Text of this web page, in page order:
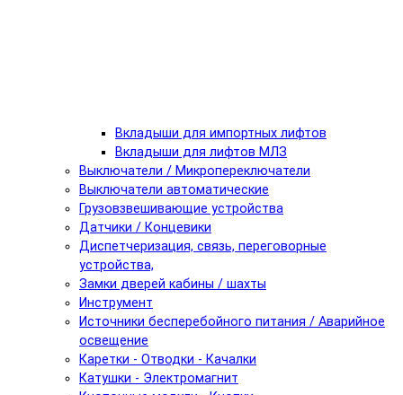
Вкладыши для импортных лифтов
Вкладыши для лифтов МЛЗ
Выключатели / Микропереключатели
Выключатели автоматические
Грузовзвешивающие устройства
Датчики / Концевики
Диспетчеризация, связь, переговорные
устройства,
Замки дверей кабины / шахты
Инструмент
Источники бесперебойного питания / Аварийное
освещение
Каретки - Отводки - Качалки
Катушки - Электромагнит